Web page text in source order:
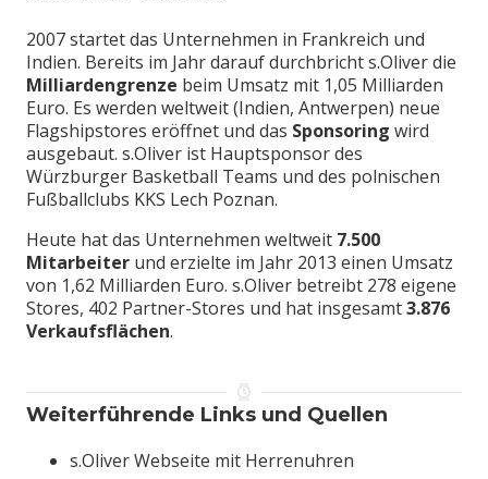
2007 startet das Unternehmen in Frankreich und
Indien. Bereits im Jahr darauf durchbricht s.Oliver die
Milliardengrenze beim Umsatz mit 1,05 Milliarden
Euro. Es werden weltweit (Indien, Antwerpen) neue
Flagshipstores eröffnet und das Sponsoring wird
ausgebaut. s.Oliver ist Hauptsponsor des
Würzburger Basketball Teams und des polnischen
Fußballclubs KKS Lech Poznan.
Heute hat das Unternehmen weltweit 7.500
Mitarbeiter und erzielte im Jahr 2013 einen Umsatz
von 1,62 Milliarden Euro. s.Oliver betreibt 278 eigene
Stores, 402 Partner-Stores und hat insgesamt3.876
Verkaufsflächen.
Weiterführende Links und Quellen
s.Oliver Webseite mit Herrenuhren